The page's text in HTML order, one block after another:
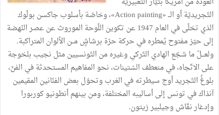
التّجريديّة أو الــ «Action painting»، وخاصّة بأسلوب جاكسن بولّوك
الذي تخلّى في العام 1947 عن تكوين اللّوحة الموروث عن عصر النّهضة
إلى حيّز مفتوح يُمطره في حركة حرّة برشاشٍ مــن الألوان المتراكبة.
ولعـــلّ ما شجّع الهادي التّركي وغيره من التّونسيين مثل نجيب بلخوجة
على الاتّجاه، في منعطف السّتينات، نحو المفاهيم المستحدثة في الفنّ،
بلوغُ التّجريد أوج سيطرته في الغرب وتحوّل بعض الفنّانين المقيمين
آنذاك في تونس إلى أساليبه المختلفة، ومن بينهم أنطونيو كوربورا
وإدغار نقّاش وجيلبير زيتون.